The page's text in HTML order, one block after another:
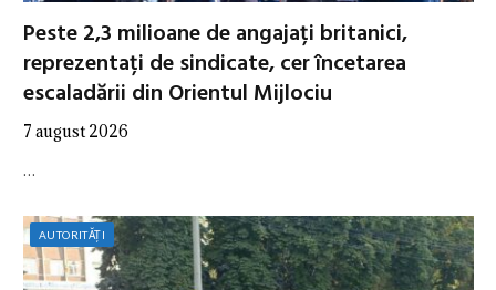
Peste 2,3 milioane de angajați britanici,
reprezentați de sindicate, cer încetarea
escaladării din Orientul Mijlociu
7 august 2026
…
AUTORITĂȚI